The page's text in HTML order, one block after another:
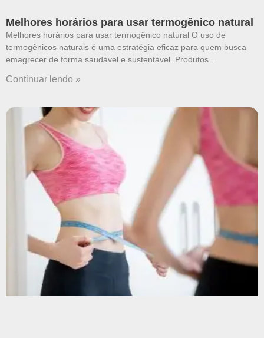
Melhores horários para usar termogênico natural
Melhores horários para usar termogênico natural O uso de
termogênicos naturais é uma estratégia eficaz para quem busca
emagrecer de forma saudável e sustentável. Produtos
Continuar lendo »